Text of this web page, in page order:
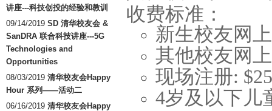
讲座---科技创投的经验和教训
09/14/2019 SD 清华校友会 &
SanDRA 联合科技讲座---5G
Technologies and
Opportunities
08/03/2019 清华校友会Happy
Hour 系列——活动二
06/16/2019 清华校友会Happy
收费标准：
新生校友网
其他校友网
现场注册:
4岁及以下儿